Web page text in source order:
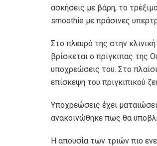
ασκήσεις με βάρη, το
smoothie με πράσινες
Στο πλευρό της στην
βρίσκεται ο πρίγκιπας της
υποχρεώσεις του. Στο
επίσκεψη του πριγκιπικού
Υποχρεώσεις έχει
ανακοινώθηκε πως θα
Η απουσία των τριών πιο